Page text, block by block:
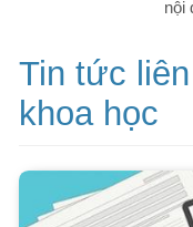
khoa học